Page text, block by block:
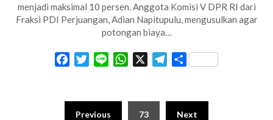
menjadi maksimal 10 persen. Anggota Komisi V DPR RI dari
Fraksi PDI Perjuangan, Adian Napitupulu, mengusulkan agar
potongan biaya…
FacebookTwitterLine WhatsApp Telegram
Share
Previous 73 Next